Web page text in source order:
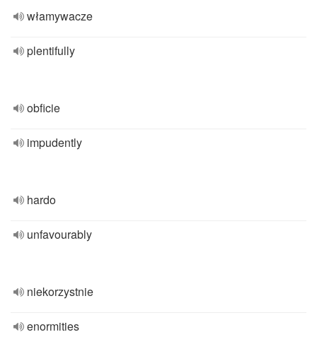
włamywacze
plentifully
obficie
impudently
hardo
unfavourably
niekorzystnie
enormities